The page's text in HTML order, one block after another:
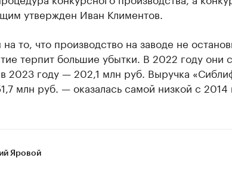
утвержден Иван Климентов.
то, что производство на заводе не
терпит большие убытки. В 2022 году они
2023 году — 202,1 млн руб. Выручка
млн руб. — оказалась самой низкой с 2014
Яровой